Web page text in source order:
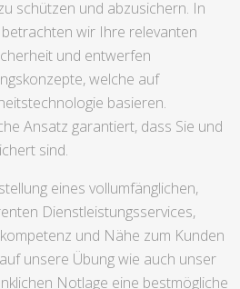
schützen und abzusichern. In
wir Ihre relevanten
und entwerfen
welche auf
basieren.
Ansatz garantiert, dass Sie und
sind.
eines vollumfänglichen,
Dienstleistungsservices,
und Nähe zum Kunden
unsere Übung wie auch unser
Notlage eine bestmögliche